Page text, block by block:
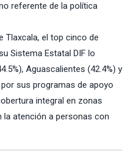
referente de la política
Tlaxcala, el top cinco de
Sistema Estatal DIF lo
Aguascalientes (42.4%) y
sus programas de apoyo
integral en zonas
atención a personas con